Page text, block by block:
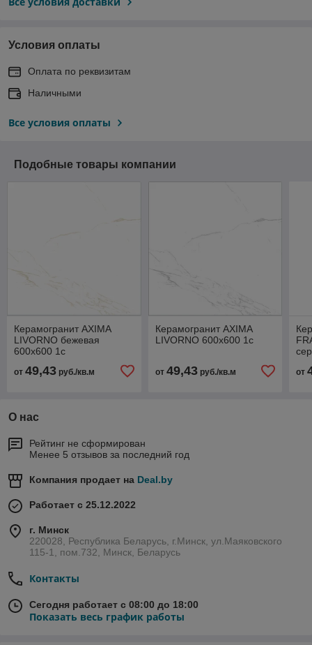
Условия оплаты
Оплата по реквизитам
Наличными
Все условия оплаты
Подобные товары компании
Керамогранит AXIMA
LIVORNO бежевая
600х600 1с
от 49,43 руб./кв.м
Керамогранит AXIMA
LIVORNO 600х600 1с
от 49,43руб./кв.м от
О нас
Рейтинг не сформирован
Менее 5 отзывов за последний год
Компания продает на Deal.by
Работает с 25.12.2022
г. Минск
220028, Республика Беларусь, г.Минск, ул.Маяковского
115-1, пом.732, Минск, Беларусь
Контакты
Сегодня работает с 08:00 до 18:00
Показать весь график работы